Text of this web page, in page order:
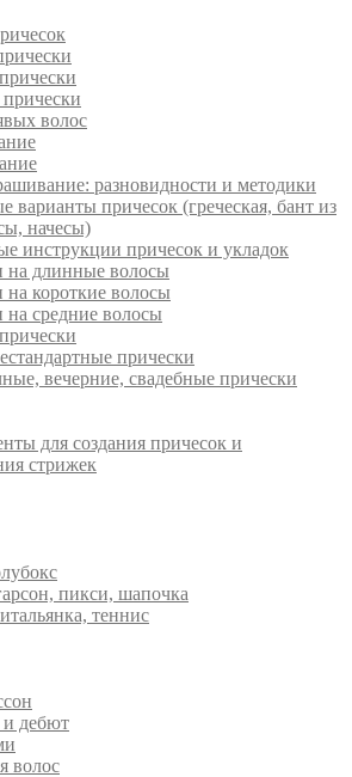
волос
разновидности и методики
варианты причесок (греческая, бант из
начесы)
инструкции причесок и укладок
на длинные волосы
короткие волосы
на средние волосы
прически
вечерние, свадебные прически
для создания причесок и
стрижек
пикси, шапочка
теннис
и дебют
волос